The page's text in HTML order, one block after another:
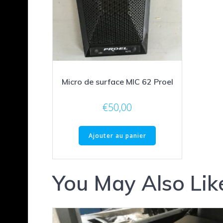
Micro de surface MIC 62 Proel
€50,00
Ajouter au panier
You May Also